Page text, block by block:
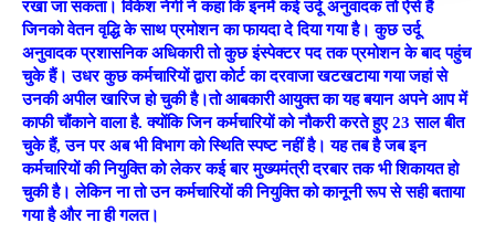
रखा जा सकता। विकेश नेगी ने कहा कि इनमें कई उर्दू अनुवादक तो ऐसे हैं
जिनको वेतन वृद्धि के साथ प्रमोशन का फायदा दे दिया गया है। कुछ उर्दू
अनुवादक प्रशासनिक अधिकारी तो कुछ इंस्पेक्टर पद तक प्रमोशन के बाद पहुंच
चुके हैं। उधर कुछ कर्मचारियों द्वारा कोर्ट का दरवाजा खटखटाया गया जहां से
उनकी अपील खारिज हो चुकी है।तो आबकारी आयुक्त का यह बयान अपने आप में
काफी चौंकाने वाला है. क्योंकि जिन कर्मचारियों को नौकरी करते हुए 23 साल बीत
चुके हैं, उन पर अब भी विभाग को स्थिति स्पष्ट नहीं है। यह तब है जब इन
कर्मचारियों की नियुक्ति को लेकर कई बार मुख्यमंत्री दरबार तक भी शिकायत हो
चुकी है। लेकिन ना तो उन कर्मचारियों की नियुक्ति को कानूनी रूप से सही बताया
गया है और ना ही गलत।